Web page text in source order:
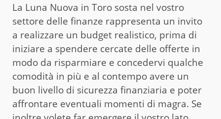
La Luna Nuova in Toro sosta nel vostro
settore delle finanze rappresenta un invito
a realizzare un budget realistico, prima di
iniziare a spendere cercate delle offerte in
modo da risparmiare e concedervi qualche
comodità in più e al contempo avere un
buon livello di sicurezza finanziaria e poter
affrontare eventuali momenti di magra. Se